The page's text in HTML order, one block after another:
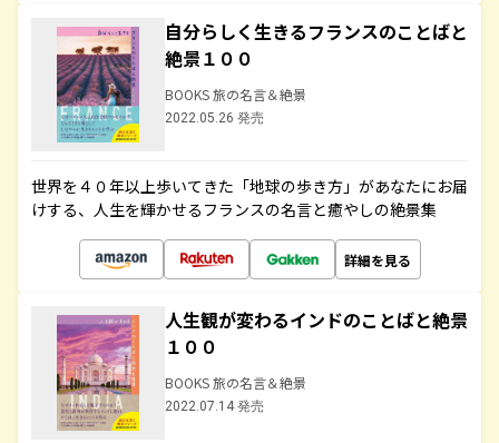
自分らしく生きるフランスのことばと
絶景１００
BOOKS 旅の名言＆絶景
2022.05.26 発売
世界を４０年以上歩いてきた「地球の歩き方」があなたにお届
けする、人生を輝かせるフランスの名言と癒やしの絶景集
詳細を見る
人生観が変わるインドのことばと絶景
１００
BOOKS 旅の名言＆絶景
2022.07.14 発売